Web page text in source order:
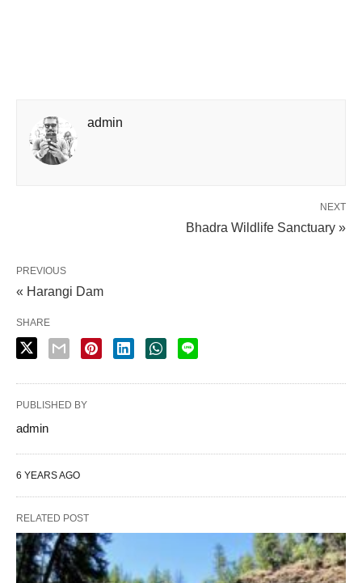
admin
NEXT
Bhadra Wildlife Sanctuary »
PREVIOUS
« Harangi Dam
SHARE
PUBLISHED BY
admin
6 YEARS AGO
RELATED POST